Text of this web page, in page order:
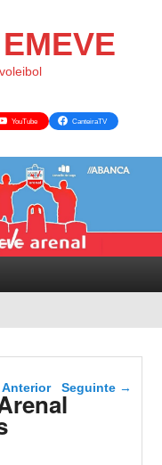
YouTube CanteiraTV
de artigos
Anterior Seguinte →